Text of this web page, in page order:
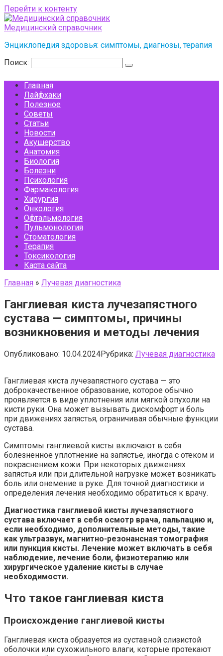
Перейти к контенту
Медицинский справочник
Энциклопедия здоровья: симптомы, диагнозы, терапия
Поиск:
Главная
Лайфхаки
Полезное
Советы
Статьи
Новости
Акушерство
Анатомия
Биология
Болезни
Психология
Фармакология
Хирургия
Онкология
Офтальмология
Пульмонология
Стоматология
Терапия
Токсикология
Карта сайта
Главная » Лучевая диагностика
Ганглиевая киста лучезапястного
сустава — симптомы, причины
возникновения и методы лечения
Опубликовано: 10.04.2024Рубрика: Лучевая диагностика
Ганглиевая киста лучезапястного сустава — это
доброкачественное образование, которое обычно
проявляется в виде уплотнения или мягкой опухоли на
кисти руки. Она может вызывать дискомфорт и боль
при движениях запястья, ограничивая обычные функции
сустава.
Симптомы ганглиевой кисты включают в себя
болезненное уплотнение на запястье, иногда с отеком и
покраснением кожи. При некоторых движениях
запястья или при длительной нагрузке может возникать
боль или онемение в руке. Для точной диагностики и
определения лечения необходимо обратиться к врачу.
Диагностика ганглиевой кисты лучезапястного
сустава включает в себя осмотр врача, пальпацию и,
если необходимо, дополнительные методы, такие
как ультразвук, магнитно-резонансная томография
или пункция кисты. Лечение может включать в себя
наблюдение, лечение боли, физиотерапию или
хирургическое удаление кисты в случае
необходимости.
Что такое ганглиевая киста
Происхождение ганглиевой кисты
Ганглиевая киста образуется из суставной слизистой
оболочки или сухожильного влаги, которые протекают